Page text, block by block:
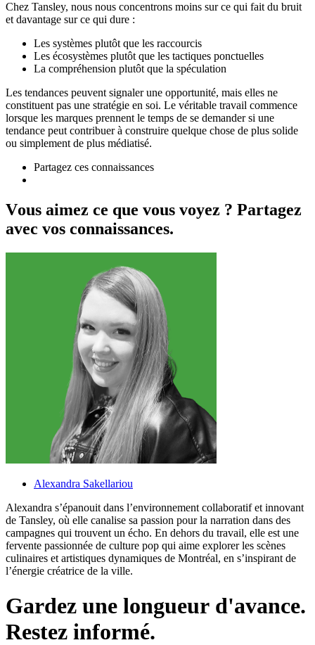
Chez Tansley, nous nous concentrons moins sur ce qui fait du bruit
et davantage sur ce qui dure :
Les systèmes plutôt que les raccourcis
Les écosystèmes plutôt que les tactiques ponctuelles
La compréhension plutôt que la spéculation
Les tendances peuvent signaler une opportunité, mais elles ne
constituent pas une stratégie en soi. Le véritable travail commence
lorsque les marques prennent le temps de se demander si une
tendance peut contribuer à construire quelque chose de plus solide
ou simplement de plus médiatisé.
Partagez ces connaissances
Vous aimez ce que vous voyez ? Partagez
avec vos connaissances.
Alexandra Sakellariou
Alexandra s’épanouit dans l’environnement collaboratif et innovant
de Tansley, où elle canalise sa passion pour la narration dans des
campagnes qui trouvent un écho. En dehors du travail, elle est une
fervente passionnée de culture pop qui aime explorer les scènes
culinaires et artistiques dynamiques de Montréal, en s’inspirant de
l’énergie créatrice de la ville.
Gardez une longueur d'avance.
Restez informé.